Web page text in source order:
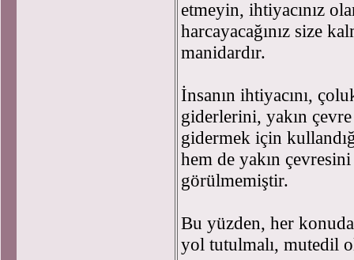
etmeyin, ihtiyacınız
harcayacağınız size
manidardır.
İnsanın ihtiyacını,
giderlerini, yakın çevre
gidermek için
hem de yakın
görülmemiştir.
Bu yüzden, her
yol tutulmalı, mutedil